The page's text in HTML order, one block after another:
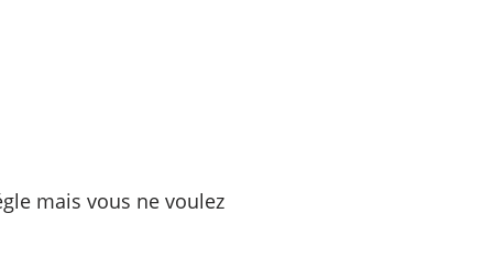
mais vous ne voulez